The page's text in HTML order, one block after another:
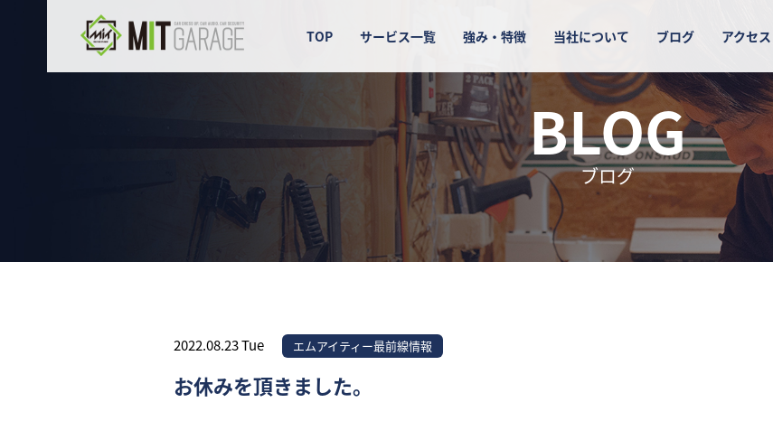
TOP サービス一覧 強み・特徴 当社について ブログ アクセス
BLOG
ブログ
2022.08.23 Tue エムアイティー最前線情報
お休みを頂きました。